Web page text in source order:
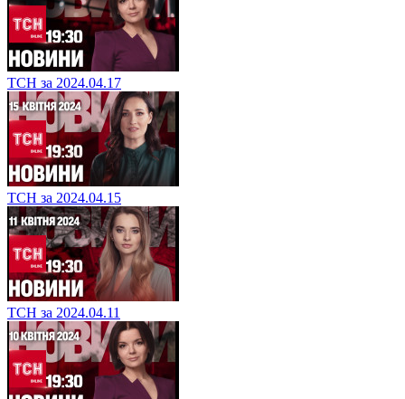
ТСН за 2024.04.17
ТСН за 2024.04.15
ТСН за 2024.04.11